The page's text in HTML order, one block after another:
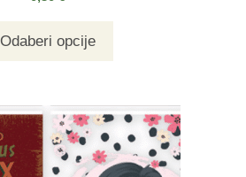
Odaberi opcije